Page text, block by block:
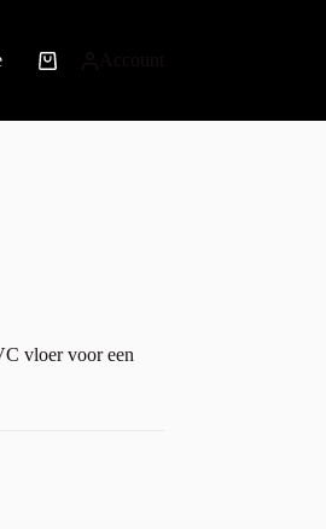
vloer voor een